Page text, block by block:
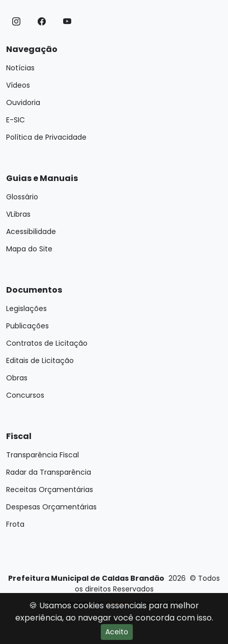
Navegação
Notícias
Vídeos
Ouvidoria
E-SIC
Política de Privacidade
Guias e Manuais
Glossário
VLibras
Acessibilidade
Mapa do Site
Documentos
Legislações
Publicações
Contratos de Licitação
Editais de Licitação
Obras
Concursos
Fiscal
Transparência Fiscal
Radar da Transparência
Receitas Orçamentárias
Despesas Orçamentárias
Frota
Prefeitura Municipal de Caldas Brandão 2026 © Todos
os direitos Reservados
Desenvolvido por E-Ticons| Versão: 2.4.0
🍪 Usamos cookies essenciais para melhor
experiência, ao navegar você concorda com isso.
Aceito